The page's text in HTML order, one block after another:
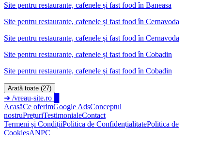
Site pentru restaurante, cafenele și fast food în Baneasa
Site pentru restaurante, cafenele și fast food în Cernavoda
Site pentru restaurante, cafenele și fast food în Cernavoda
Site pentru restaurante, cafenele și fast food în Cobadin
Site pentru restaurante, cafenele și fast food în Cobadin
Arată toate (27)
➜ /vreau-site.ro
AcasăCe oferimGoogle AdsConceptul
nostruPrețuriTestimonialeContact
Termeni și CondițiiPolitica de ConfidențialitatePolitica de
CookiesANPC